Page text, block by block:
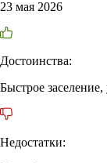
23 мая 2026
Достоинства:
Быстрое
Недостатки: